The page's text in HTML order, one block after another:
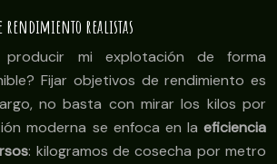
rendimiento realistas
producir mi explotación de forma
Fijar objetivos de rendimiento es
no basta con mirar los kilos por
moderna se enfoca en la eficiencia
: kilogramos de cosecha por metro